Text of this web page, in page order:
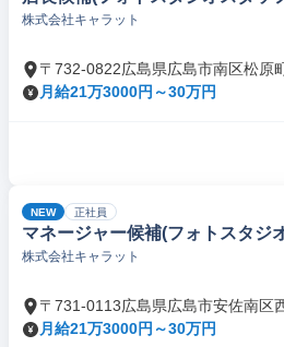
株式会社キャラット
〒732-0822広島県広島市南区松原
月給21万3000円～30万円
NEW 正社員
マネージャー候補(フォトスタジ
株式会社キャラット
〒731-0113広島県広島市安佐南区
月給21万3000円～30万円